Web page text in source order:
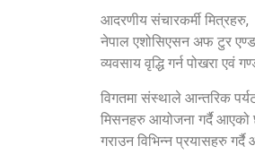
आदरणीय संचारकर्मी मित्रहरु,
नेपाल एशोसिएसन अफ टुर
व्यवसाय वृद्धि गर्न पोखरा एवं
विगतमा संस्थाले आन्तरिक
मिसनहरु आयोजना गर्दै आएको
गराउन विभिन्न प्रयासहरु